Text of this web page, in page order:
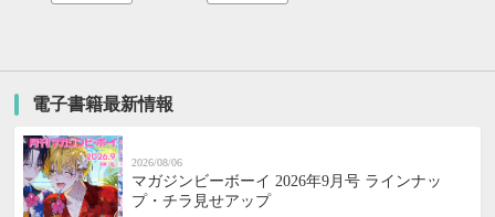
電子書籍最新情報
2026/08/06
マガジンビーボーイ 2026年9月号 ラインナッ
プ・チラ見せアップ